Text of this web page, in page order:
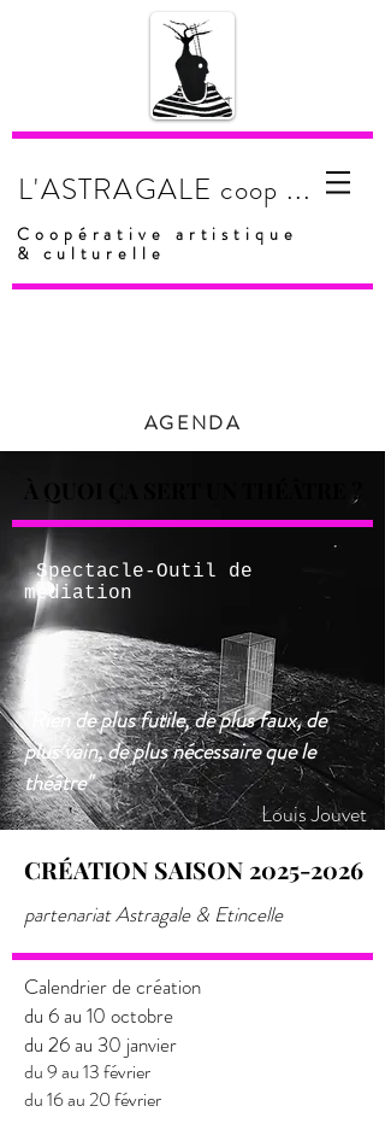
L'ASTRAGALE coop ...
Coopérative artistique
& culturelle
AGENDA
À QUOI ÇA SERT UN THÉÂTRE ?
À QUOI ÇA SERT UN THÉÂTRE ?
Spectacle-Outil de
médiation
"Rien de plus futile, de plus faux, de
plus vain, de plus nécessaire que le
théâtre"
Louis Jouvet
CRÉATION SAISON 2025-2026
CRÉATION SAISON 2025-2026
partenariat Astragale & Etincelle
Calendrier de création
du 6 au 10 octobre
du 26 au 30 janvier
du 9 au 13 février
du 16 au 20 février